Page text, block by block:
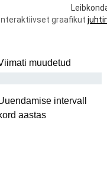
muudetud
intervall
aastas